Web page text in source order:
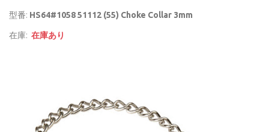
型番: HS64#1058 51112 (55) Choke Collar 3mm
在庫: 在庫あり